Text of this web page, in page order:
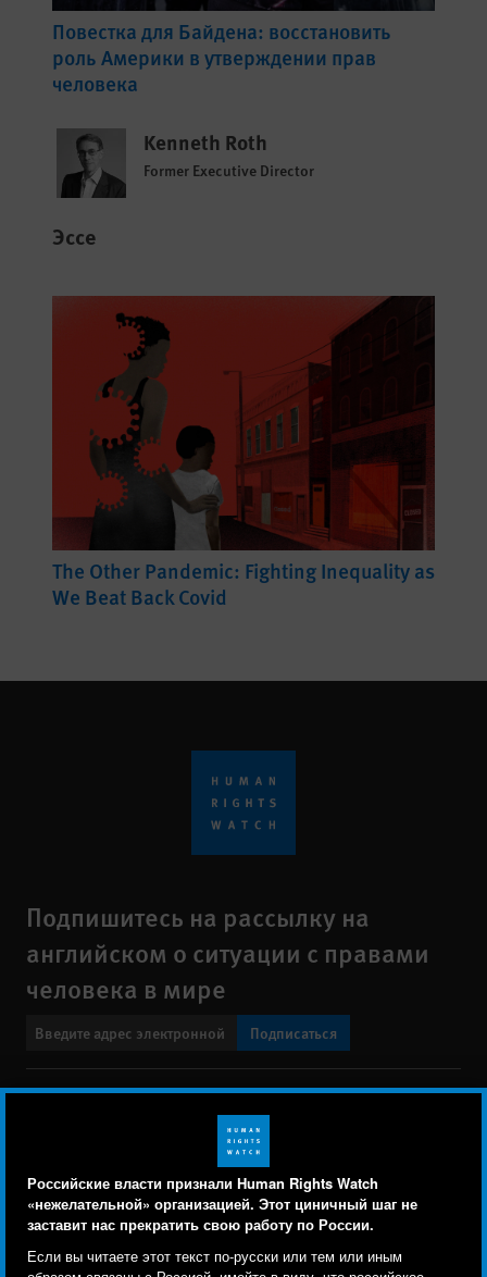
Российские власти признали Human Rights Watch
«нежелательной» организацией. Этот циничный шаг не
заставит нас прекратить свою работу по России.
Если вы читаете этот текст по-русски или тем или иным
Повестка для Байдена: восстановить
роль Америки в утверждении прав
человека
Kenneth Roth
Former Executive Director
Эссе
The Other Pandemic: Fighting Inequality as
We Beat Back Covid
Подпишитесь на рассылку на
английском о ситуации с правами
человека в мире
Подписаться
Свяжитесь с нами
menu
Заявление о политике конфиденциальности
Карта сайта
Text Version
© 2026 Human Rights Watch
Human Rights Watch cookie preferences
Мы используем файлы cookie, технологии